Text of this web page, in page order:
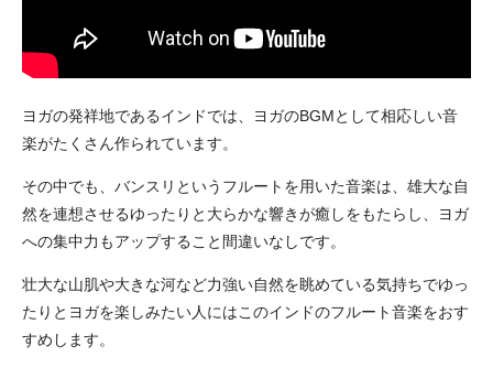
ヨガの発祥地であるインドでは、ヨガのBGMとして相応しい音
楽がたくさん作られています。
その中でも、バンスリというフルートを用いた音楽は、雄大な自
然を連想させるゆったりと大らかな響きが癒しをもたらし、ヨガ
への集中力もアップすること間違いなしです。
壮大な山肌や大きな河など力強い自然を眺めている気持ちでゆっ
たりとヨガを楽しみたい人にはこのインドのフルート音楽をおす
すめします。